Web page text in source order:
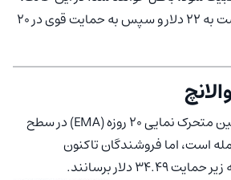
LINK/USDT ممکن است به 22 دلار و سپس به حمایت قوی در 20
زیر میانگین متحرک نمایی 20 روزه (EMA) در سطح
معامله است، اما فروشندگان تاکنون
دلار برسانند.